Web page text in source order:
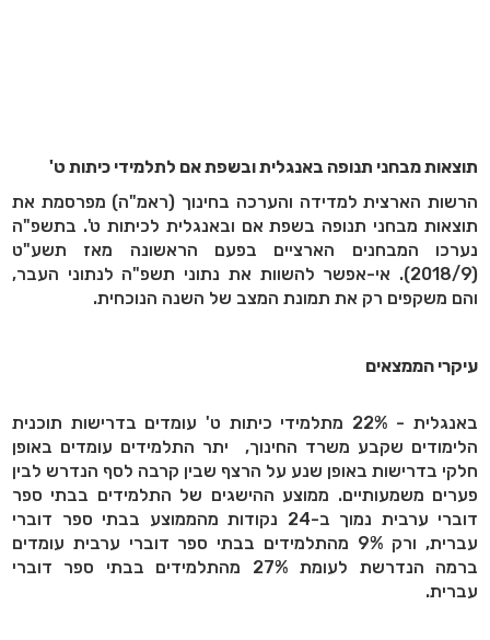
תוצאות מבחני תנופה באנגלית ובשפת אם לתלמידי כיתות ט'
הרשות הארצית למדידה והערכה בחינוך (ראמ"ה) מפרסמת את
תוצאות מבחני תנופה בשפת אם ובאנגלית לכיתות ט'. בתשפ"ה
נערכו המבחנים הארציים בפעם הראשונה מאז תשע"ט
(2018/9). אי-אפשר להשוות את נתוני תשפ"ה לנתוני העבר,
והם משקפים רק את תמונת המצב של השנה הנוכחית.
עיקרי הממצאים
באנגלית - 22% מתלמידי כיתות ט' עומדים בדרישות תוכנית
הלימודים שקבע משרד החינוך, יתר התלמידים עומדים באופן
חלקי בדרישות באופן שנע על הרצף שבין קרבה לסף הנדרש לבין
פערים משמעותיים. ממוצע ההישגים של התלמידים בבתי ספר
דוברי ערבית נמוך ב-24 נקודות מהממוצע בבתי ספר דוברי
עברית, ורק 9% מהתלמידים בבתי ספר דוברי ערבית עומדים
ברמה הנדרשת לעומת 27% מהתלמידים בבתי ספר דוברי
עברית.